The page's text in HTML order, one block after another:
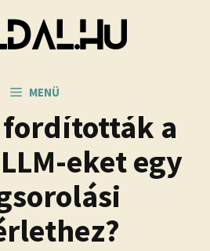
MENÜ
fordították a
eket egy